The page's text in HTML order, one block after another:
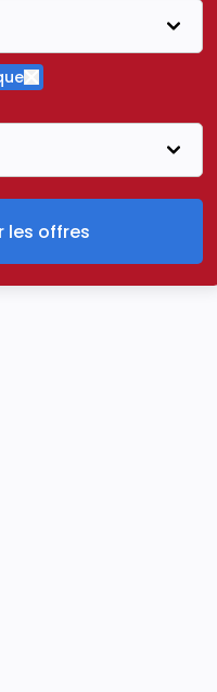
Supprimer le critère
Voir les offres
les offres